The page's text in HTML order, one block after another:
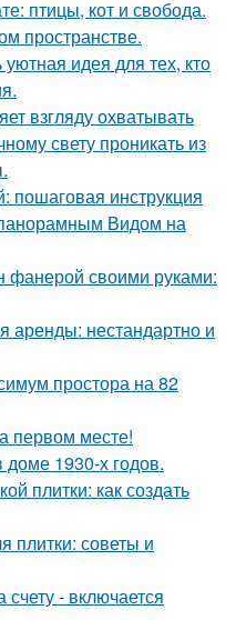
птицы, кот и свобода.
пространстве.
идея для тех, кто
взгляду охватывать
свету проникать из
пошаговая инструкция
Видом на
фанерой своими руками:
аренды: нестандартно и
простора на 82
первом месте!
доме 1930-х годов.
плитки: как создать
плитки: советы и
- включается